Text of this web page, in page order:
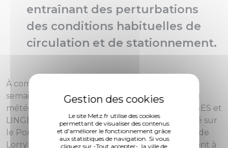
Le site Metz.fr utilise des cookies
permettant de visualiser des contenus
et d'améliorer le fonctionnement grâce
aux statistiques de navigation. Si vous
cliquez sur -Tout accepter-, la ville de
entraînant des perturbations
des conditions habituelles de
circulation et de stationnement.
À compter du 17 avril, et pour une durée de 19
semaines (sous réserve d'aléas techniques et/ou
météorologiques), les entreprises EST OUVRAGES et
LINGENHELD réalisent des travaux d'étanchéité sur
le Pont de Fer, entre les carrefours de la route de
Lorry et de la rue des Alliés. Les travaux consistent à